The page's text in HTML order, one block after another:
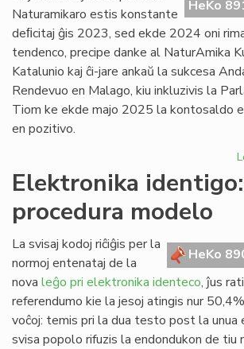
HeKo
Naturamikaro estis konstante
deﬁcitaj ĝis 2023, sed ekde 2024 oni
tendenco, precipe danke al NaturAmika
Katalunio kaj ĉi-jare ankaŭ la sukcesa
Rendevuo en Malago, kiu inkluzivis la
Tiom ke ekde majo 2025 la kontosaldo
en pozitivo.
Elektronika
procedura modelo
HeKo
La svisaj kodoj riĉiĝis per la
normoj entenataj de la
nova leĝo pri elektronika identeco, ĵus
referendumo kie la jesoj atingis nur
voĉoj: temis pri la dua testo post la unua
svisa popolo rifuzis la endondukon de tiu